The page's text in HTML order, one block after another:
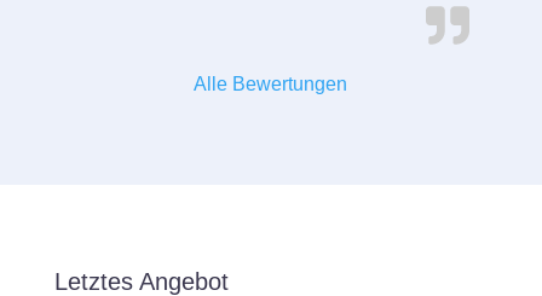
Alle Bewertungen
Letztes Angebot